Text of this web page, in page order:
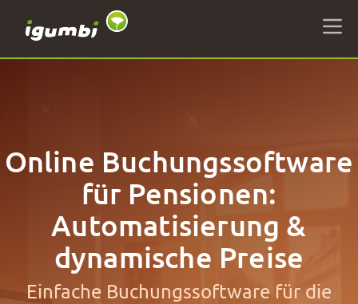
Online Buchungssoftware
für Pensionen:
Automatisierung &
dynamische Preise
Einfache Buchungssoftware für die